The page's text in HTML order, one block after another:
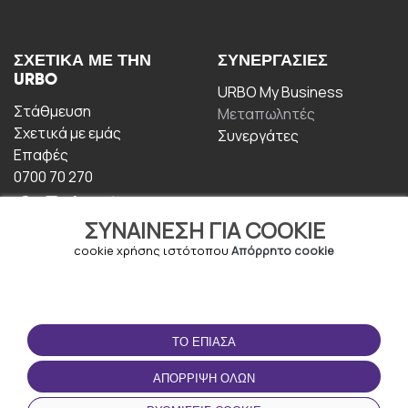
ΣΥΝΑΊΝΕΣΗ ΓΙΑ COOKIE
cookie χρήσης ιστότοπου Απόρρητο cookie
ΤΟ ΈΠΙΑΣΑ
ΑΠΌΡΡΙΨΗ ΌΛΩΝ
ΣΧΕΤΙΚΆ ΜΕ ΤΗΝ
URBO
Στάθμευση
Σχετικά με εμάς
Επαφές
0700 70 270
ΣΥΝΕΡΓΑΣΊΕΣ
URBO My Business
Μεταπωλητές
Συνεργάτες
ΟΡΟΙ ΧΡΉΣΗΣ
Οροι και Προϋποθέσεις
Πολιτική απορρήτου
ΚΑΤΕΒΆΣΤΕ ΤΗΝ
ΕΦΑΡΜΟΓΉ